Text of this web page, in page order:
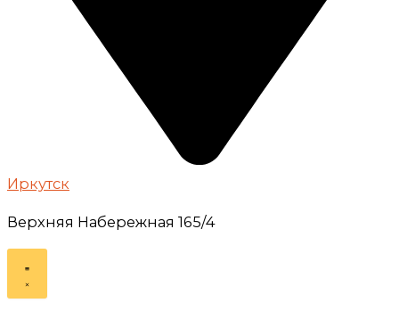
Иркутск
Верхняя Набережная 165/4